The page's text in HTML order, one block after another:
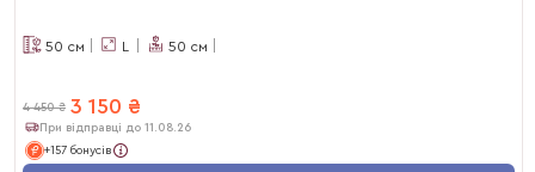
50 см L 50 см
4 450 ₴ 3 150 ₴
При відправці до 11.08.26
+157 бонусів